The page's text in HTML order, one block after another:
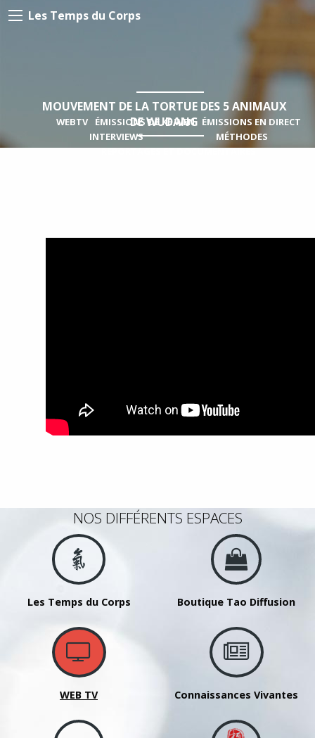
Les Temps du Corps
MOUVEMENT DE LA TORTUE DES 5 ANIMAUX
DE WUDANG
WEBTV ÉMISSIONS DE KE WEN
ÉMISSIONS EN DIRECT
INTERVIEWS
MÉTHODES
REPORTAGES ET DOCUMENTAIRES
NOS DIFFÉRENTS ESPACES
Les Temps du Corps Boutique Tao Diffusion
WEB TV Connaissances Vivantes